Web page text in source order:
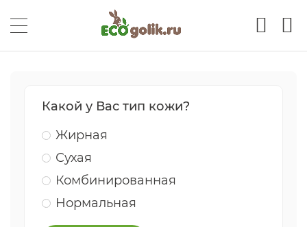
Какой у Вас тип кожи?
Жирная
Сухая
Комбинированная
Нормальная